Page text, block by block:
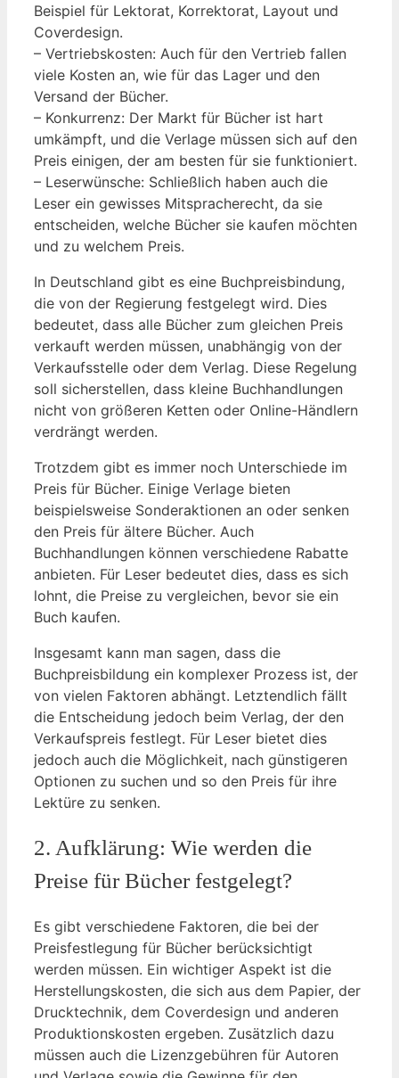
Beispiel für Lektorat, Korrektorat, Layout und
Coverdesign.
– Vertriebskosten: Auch für den Vertrieb fallen
viele Kosten an, wie für das Lager und den
Versand der Bücher.
– Konkurrenz: Der Markt für Bücher ist hart
umkämpft, und die Verlage müssen sich auf den
Preis einigen, der am besten für sie funktioniert.
– Leserwünsche: Schließlich haben auch die
Leser ein gewisses Mitspracherecht, da sie
entscheiden, welche Bücher sie kaufen möchten
und zu welchem Preis.
In Deutschland gibt es eine Buchpreisbindung,
die von der Regierung festgelegt wird. Dies
bedeutet, dass alle Bücher zum gleichen Preis
verkauft werden müssen, unabhängig von der
Verkaufsstelle oder dem Verlag. Diese Regelung
soll sicherstellen, dass kleine Buchhandlungen
nicht von größeren Ketten oder Online-Händlern
verdrängt werden.
Trotzdem gibt es immer noch Unterschiede im
Preis für Bücher. Einige Verlage bieten
beispielsweise Sonderaktionen an oder senken
den Preis für ältere Bücher. Auch
Buchhandlungen können verschiedene Rabatte
anbieten. Für Leser bedeutet dies, dass es sich
lohnt, die Preise zu vergleichen, bevor sie ein
Buch kaufen.
Insgesamt kann man sagen, dass die
Buchpreisbildung ein komplexer Prozess ist, der
von vielen Faktoren abhängt. Letztendlich fällt
die Entscheidung jedoch beim Verlag, der den
Verkaufspreis festlegt. Für Leser bietet dies
jedoch auch die Möglichkeit, nach günstigeren
Optionen zu suchen und so den Preis für ihre
Lektüre zu senken.
2. Aufklärung: Wie werden die
Preise für Bücher festgelegt?
Es gibt verschiedene Faktoren, die bei der
Preisfestlegung für Bücher berücksichtigt
werden müssen. Ein wichtiger Aspekt ist die
Herstellungskosten, die sich aus dem Papier, der
Drucktechnik, dem Coverdesign und anderen
Produktionskosten ergeben. Zusätzlich dazu
müssen auch die Lizenzgebühren für Autoren